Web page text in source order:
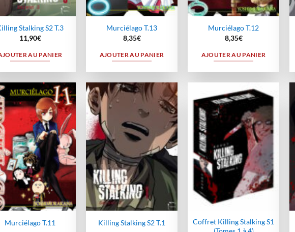
Stalking S2 T.3
11,90€
AU PANIER
Murciélago T.13
8,35€
AJOUTER AU PANIER
Murciélago T.12
8,35€
AJOUTER AU PANIER
Ajouter
à la
wishlist
Murciélago T.11
Ajouter
wishlist
Killing Stalking S2 T.1
Ajouter
wishlist
Coffret Killing Stalking S1